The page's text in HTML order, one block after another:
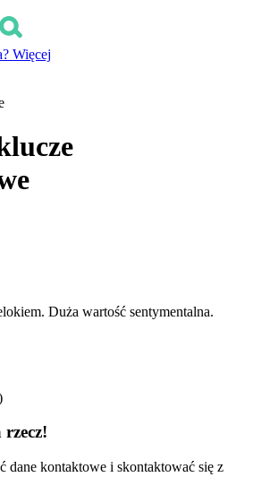
Więcej
Duża wartość sentymentalna.
dane kontaktowe i skontaktować się z